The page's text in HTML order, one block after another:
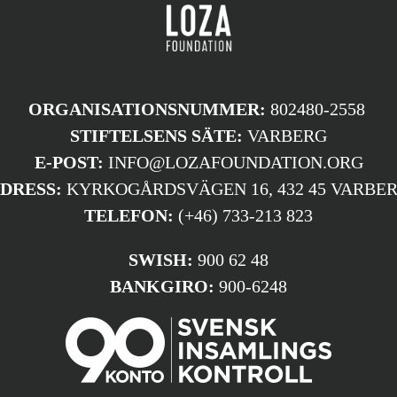
ORGANISATIONSNUMMER: 802480-2558
STIFTELSENS SÄTE: VARBERG
E-POST: INFO@LOZAFOUNDATION.ORG
KYRKOGÅRDSVÄGEN 16, 432 45
TELEFON: (+46) 733-213 823
SWISH: 900 62 48
BANKGIRO: 900-6248